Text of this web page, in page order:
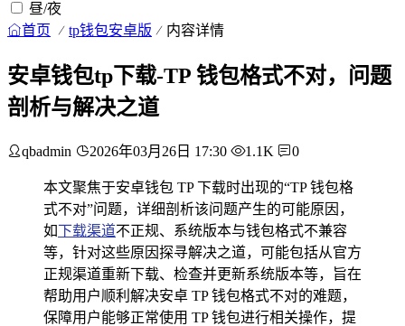
昼/夜
首页 tp钱包安卓版 内容详情
安卓钱包tp下载-TP 钱包格式不对，问题
剖析与解决之道
qbadmin 2026年03月26日 17:30 1.1K 0
本文聚焦于安卓钱包 TP 下载时出现的“TP 钱包格
式不对”问题，详细剖析该问题产生的可能原因，
如下载渠道不正规、系统版本与钱包格式不兼容
等，针对这些原因探寻解决之道，可能包括从官方
正规渠道重新下载、检查并更新系统版本等，旨在
帮助用户顺利解决安卓 TP 钱包格式不对的难题，
保障用户能够正常使用 TP 钱包进行相关操作，提